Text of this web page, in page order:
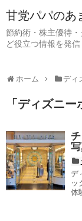
甘党パパのあ
節約術・株主優待
ど役立つ情報を発信
ホーム ディ
「 ディズニー
デ
ッ
体